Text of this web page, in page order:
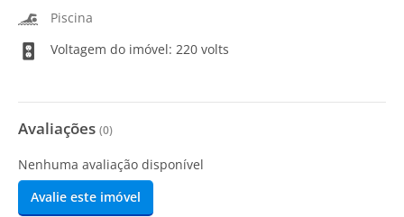
Piscina
Voltagem do imóvel: 220 volts
Avaliações (0)
Nenhuma avaliação disponível
Avalie este imóvel